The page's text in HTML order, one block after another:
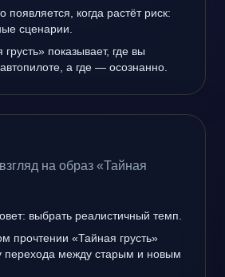
появляется, когда растёт риск:
сценарии.
показывает, где вы
а где — осознанно.
на образ «Тайная
выбрать реалистичный темп.
прочтении «Тайная грусть»
перехода между старым и новым